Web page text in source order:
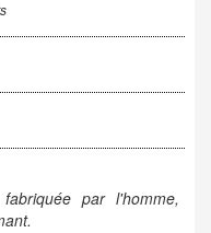
par l'homme,